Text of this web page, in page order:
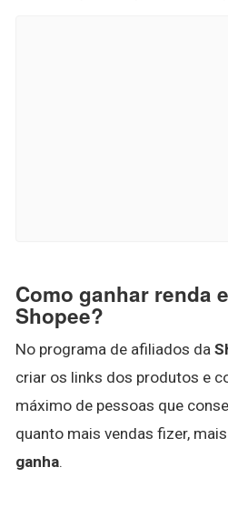
Como ganhar renda
Shopee?
No programa de afiliados da
criar os links dos produtos e
máximo de pessoas que
quanto mais vendas fizer,
ganha.